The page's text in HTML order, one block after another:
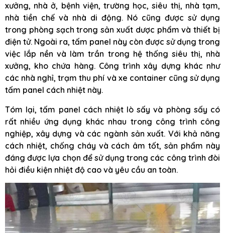
xưởng, nhà ở, bệnh viện, trường học, siêu thị, nhà tạm,
nhà tiền chế và nhà di động. Nó cũng được sử dụng
trong phòng sạch trong sản xuất dược phẩm và thiết bị
điện tử. Ngoài ra, tấm panel này còn được sử dụng trong
việc lắp nền và làm trần trong hệ thống siêu thị, nhà
xưởng, kho chứa hàng. Công trình xây dựng khác như
các nhà nghỉ, trạm thu phí và xe container cũng sử dụng
tấm panel cách nhiệt này.
Tóm lại, tấm panel cách nhiệt lò sấy và phòng sấy có
rất nhiều ứng dụng khác nhau trong công trình công
nghiệp, xây dựng và các ngành sản xuất. Với khả năng
cách nhiệt, chống cháy và cách âm tốt, sản phẩm này
đáng được lựa chọn để sử dụng trong các công trình đòi
hỏi điều kiện nhiệt độ cao và yêu cầu an toàn.